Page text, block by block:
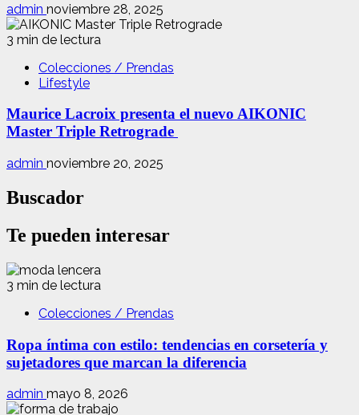
admin noviembre 28, 2025
3 min de lectura
Colecciones / Prendas
Lifestyle
Maurice Lacroix presenta el nuevo AIKONIC
Master Triple Retrograde
admin noviembre 20, 2025
Buscador
Te pueden interesar
3 min de lectura
Colecciones / Prendas
Ropa íntima con estilo: tendencias en corsetería y
sujetadores que marcan la diferencia
admin mayo 8, 2026